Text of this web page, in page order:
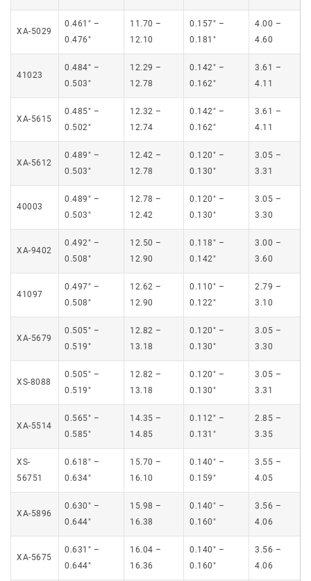
XA-5029
0.461″ –
0.476″
11.70 –
12.10
0.157″ –
0.181″
4.00 –
4.60
41023
0.484″ –
0.503″
12.29 –
12.78
0.142″ –
0.162″
3.61 –
4.11
XA-5615
0.485″ –
0.502″
12.32 –
12.74
0.142″ –
0.162″
3.61 –
4.11
XA-5612
0.489″ –
0.503″
12.42 –
12.78
0.120″ –
0.130″
3.05 –
3.31
40003
0.489″ –
0.503″
12.78 –
12.42
0.120″ –
0.130″
3.05 –
3.30
XA-9402
0.492″ –
0.508″
12.50 –
12.90
0.118″ –
0.142″
3.00 –
3.60
41097
0.497″ –
0.508″
12.62 –
12.90
0.110″ –
0.122″
2.79 –
3.10
XA-5679
0.505″ –
0.519″
12.82 –
13.18
0.120″ –
0.130″
3.05 –
3.30
XS-8088
0.505″ –
0.519″
12.82 –
13.18
0.120″ –
0.130″
3.05 –
3.31
XA-5514
0.565″ –
0.585″
14.35 –
14.85
0.112″ –
0.131″
2.85 –
3.35
XS-
56751
0.618″ –
0.634″
15.70 –
16.10
0.140″ –
0.159″
3.55 –
4.05
XA-5896
0.630″ –
0.644″
15.98 –
16.38
0.140″ –
0.160″
3.56 –
4.06
XA-5675
0.631″ –
0.644″
16.04 –
16.36
0.140″ –
0.160″
3.56 –
4.06